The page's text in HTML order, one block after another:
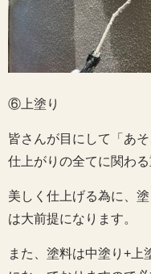
⑥上塗り
皆さんが目にして「あ
仕上がりの全てに関わる
美しく仕上げる為に、
は大前提になります。
また、塗料は中塗り+上